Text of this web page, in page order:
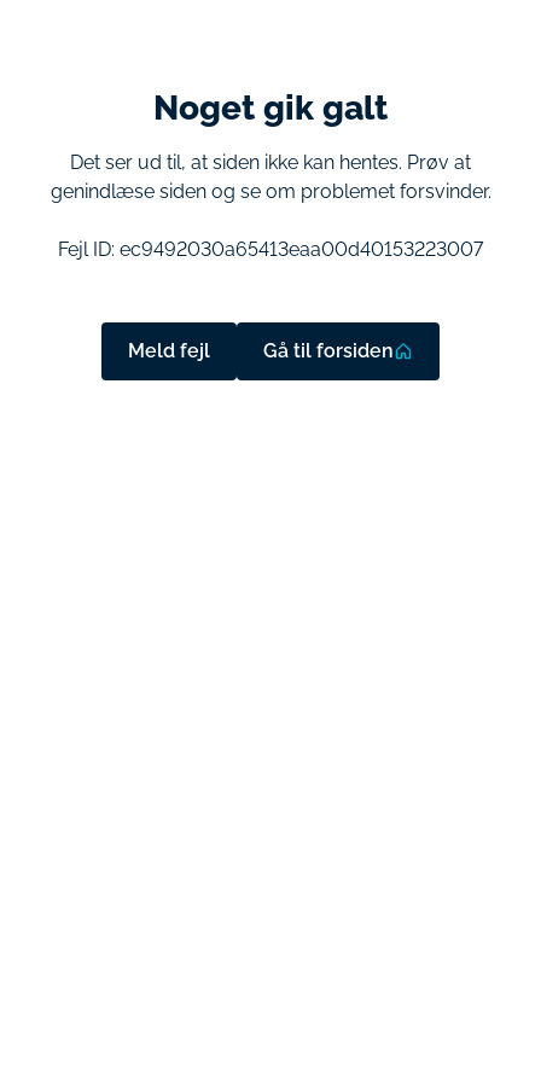
Noget gik galt
Det ser ud til, at siden ikke kan hentes. Prøv at
genindlæse siden og se om problemet forsvinder.
Fejl ID: ec9492030a65413eaa00d40153223007
Meld fejl Gå til forsiden